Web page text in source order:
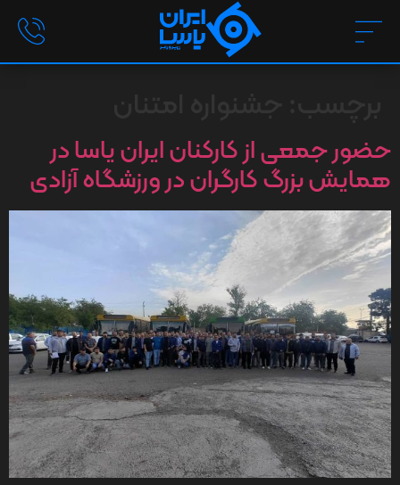
حضور جمعی از کارکنان ایران یاسا در
همایش بزرگ کارگران در ورزشگاه آزادی